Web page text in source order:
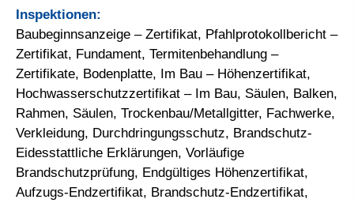
Inspektionen:
Baubeginnsanzeige – Zertifikat, Pfahlprotokollbericht –
Zertifikat, Fundament, Termitenbehandlung –
Zertifikate, Bodenplatte, Im Bau – Höhenzertifikat,
Hochwasserschutzzertifikat – Im Bau, Säulen, Balken,
Rahmen, Säulen, Trockenbau/Metallgitter, Fachwerke,
Verkleidung, Durchdringungsschutz, Brandschutz-
Eidesstattliche Erklärungen, Vorläufige
Brandschutzprüfung, Endgültiges Höhenzertifikat,
Aufzugs-Endzertifikat, Brandschutz-Endzertifikat,